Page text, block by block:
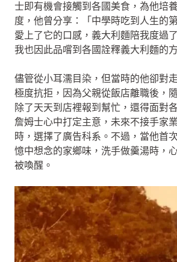
士即有機會接觸到各國美食，為他培
度，他曾分享：「中學時吃到人生的
愛上了它的口感，義大利麵陪我度過
我也因此品嚐到各國詮釋義大利麵的方
儘管從小耳濡目染，但當時的他卻對
極度抗拒，因為父親從飯店離職後，
除了天天到店裡報到幫忙，還得面對
詹姆士心中打定主意，未來不接手家
時，選擇了廣告科系。不過，當他首
憶中想念的家鄉味，洗手做羹湯時，
被喚醒。